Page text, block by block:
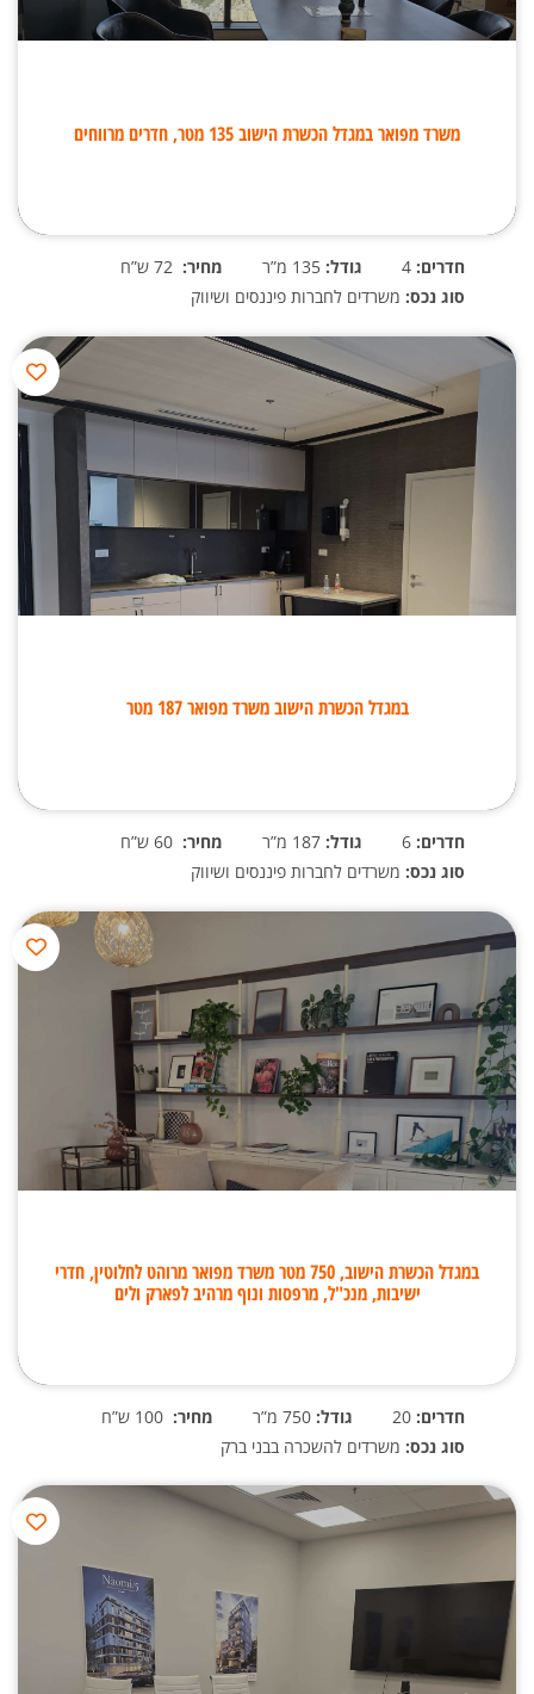
משרד מפואר במגדל הכשרת הישוב 135 מטר, חדרים מרווחים
חדרים: גודל: מחיר:
סוג נכס: משרדים לחברות פיננסים ושיווק
במגדל הכשרת הישוב משרד מפואר 187 מטר
חדרים: גודל: מחיר:
סוג נכס: משרדים לחברות פיננסים ושיווק
במגדל הכשרת הישוב, 750 מטר משרד מפואר מרוהט לחלוטין, חדרי
ישיבות, מנכ"ל, מרפסות ונוף מרהיב לפארק ולים
חדרים: גודל: מחיר:
סוג נכס: משרדים להשכרה בבני ברק